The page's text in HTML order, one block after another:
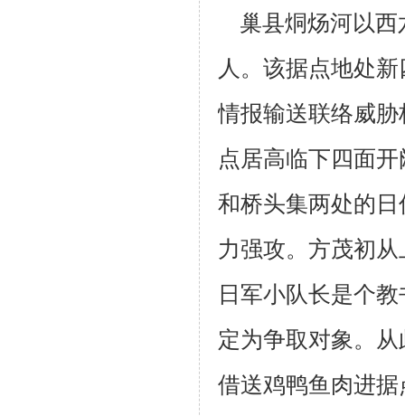
巢县烔炀河以西
人。该据点地处
情报输送联络威胁
点居高临下四面
和桥头集两处的
力强攻。方茂初
日军小队长是个教
定为争取对象。
借送鸡鸭鱼肉进